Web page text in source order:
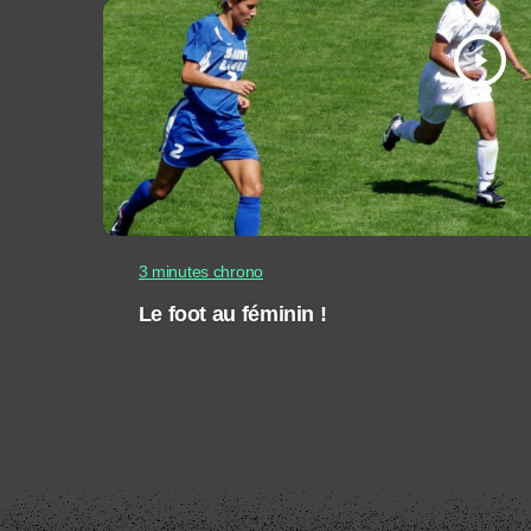
play_arrow
3 minutes chrono
Le foot au féminin !